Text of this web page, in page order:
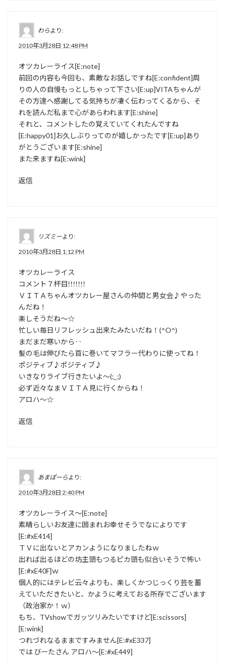
わらより:
2010年3月28日 12:48 PM
オツカレーライス[E:note]
前回の内容も今回も、素敵なお話しですね[E:confident]周
りの人の自慢もっとしちゃって下さい[E:up]VITAちゃんが
その方達へ感謝してる気持ちが凄く伝わってくるから、そ
れを読んだ私まで心があらわれます[E:shine]
それと、コメントしたの覚えていてくれたんですね
[E:happy01]お久しぶりってのが嬉しかったです[E:up]あり
がとうございます[E:shine]
また来ますね[E:wink]
返信
リズミーより:
2010年3月28日 1:12 PM
オツカレーライス
コメント７杯目!!!!!!!
ＶＩＴＡちゃんオツカレー屋さんの仲間と男女会♪やった
んだね！
楽しそうだね～☆
忙しい毎日リフレッシュ出来たみたいだね！(^O^)
まだまだ寒いから‥
髪の毛は伸びたら首に巻いてマフラー代わりに使ってね！
ポジティブ♪ポジティブ♪
いきなりライブ行きたいよ～(;_;)
必ず近々なまＶＩＴＡ見に行くからね！
アロハ～☆
返信
あまぽーらより:
2010年3月28日 2:40 PM
オツカレーライス〜[E:note]
素晴らしいお友達に囲まれお幸せそうでなによりです
[E:#xE414]
ＴＶに出ないとアカンようになりましたねｗ
出れば出るほどの坊主頭もつるピカ頭も似合いそうで怖い
[E:#xE40F]ｗ
個人的にはテレビ云々よりも、楽しくかつじっくり芸を蓄
えていただきたいと、かように考えておる所存でございます
（政治家か！ｗ）
もち、TVshowでガッツリみたいですけど[E:scissors]
[E:wink]
つれづれなるままですみません[E:#xE337]
では びーたさん アロハ〜[E:#xE449]